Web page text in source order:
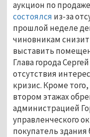
аукцион по
состоялся из-за
прошлой неделе
чиновникам
выставить
Глава города
отсутствия
кризис. Кроме
втором этажах
администрацией
управленческого
покупатель